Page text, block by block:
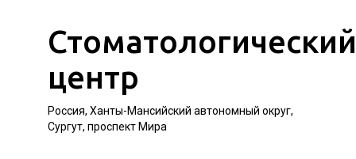
Стоматологический
центр
Россия, Ханты-Мансийский автономный округ,
Сургут, проспект Мира